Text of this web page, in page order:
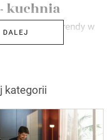
kuchnia
na rynku • trendy w
DALEJ
kategorii